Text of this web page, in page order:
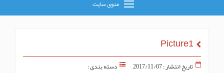
منوی سایت
Picture1
تاریخ انتشار : 2017/11/07 دسته بندی :